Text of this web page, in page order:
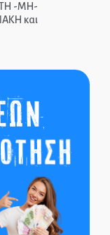
-ΜΗ-
και